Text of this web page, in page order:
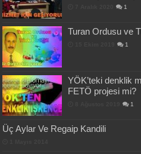
1
Turan Ordusu ve
1
YÖK’teki denklik
FETÖ projesi mi?
1
Üç Aylar Ve Regaip Kandili